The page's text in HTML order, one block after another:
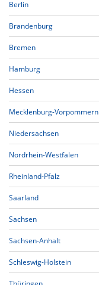
Berlin
Brandenburg
Bremen
Hamburg
Hessen
Mecklenburg-Vorpommern
Niedersachsen
Nordrhein-Westfalen
Rheinland-Pfalz
Saarland
Sachsen
Sachsen-Anhalt
Schleswig-Holstein